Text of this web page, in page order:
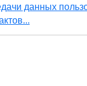
данных